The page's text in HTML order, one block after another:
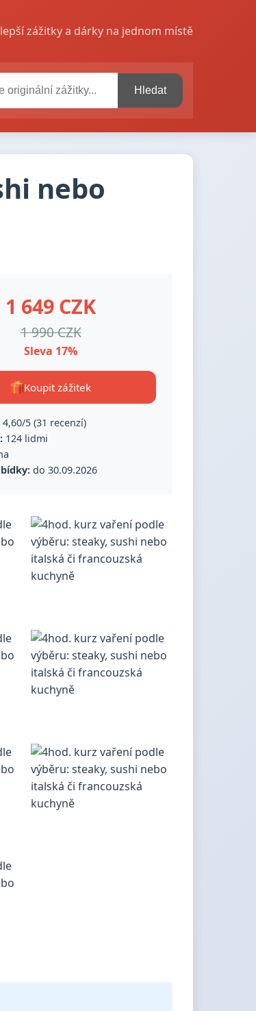
zážitky a dárky na jednom místě
Hledat
nebo
1 649 CZK
1 990 CZK
Sleva 17%
Koupit zážitek
4,60/5 (31 recenzí)
124 lidmi
do 30.09.2026